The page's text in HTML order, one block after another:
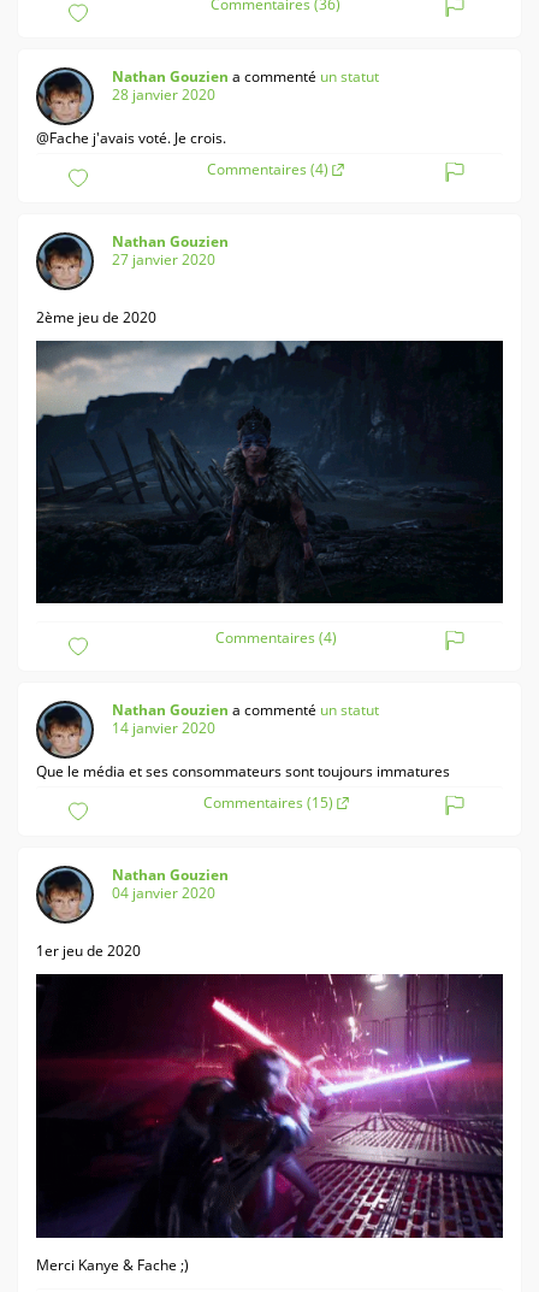
Commentaires (36)
Nathan Gouzien a commenté un statut
28 janvier 2020
@Fache j'avais voté. Je crois.
Commentaires (4)
Nathan Gouzien
27 janvier 2020
2ème jeu de 2020
Commentaires (4)
Nathan Gouzien a commenté un statut
14 janvier 2020
Que le média et ses consommateurs sont toujours immatures
Commentaires (15)
Nathan Gouzien
04 janvier 2020
1er jeu de 2020
Merci Kanye & Fache ;)